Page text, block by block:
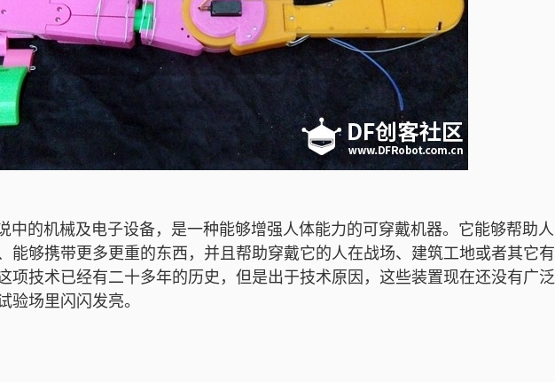
的机械及电子设备，是一种能够增强人体能力的可穿戴机器。它能够帮助人
能够携带更多更重的东西，并且帮助穿戴它的人在战场、建筑工地或者其它有
项技术已经有二十多年的历史，但是出于技术原因，这些装置现在还没有广泛
验场里闪闪发亮。